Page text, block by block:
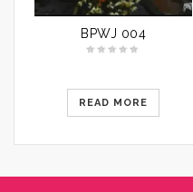
BPWJ 004
READ MORE